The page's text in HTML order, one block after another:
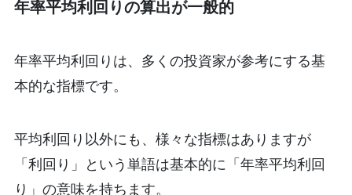
年率平均利回りの算出が一般的
年率平均利回りは、多くの投資家が参考にする基
本的な指標です。
平均利回り以外にも、様々な指標はありますが
「利回り」という単語は基本的に「年率平均利回
り」の意味を持ちます。